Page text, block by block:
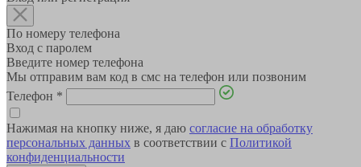
По номеру телефона
Вход с паролем
Введите номер телефона
Мы отправим вам код в смс на телефон или позвоним
Телефон *
Нажимая на кнопку ниже, я даю согласие на обработку
персональных данных в соответствии с Политикой
конфиденциальности